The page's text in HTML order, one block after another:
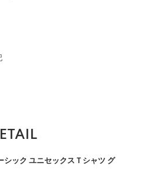
シック ユニセックスＴシャツ グ